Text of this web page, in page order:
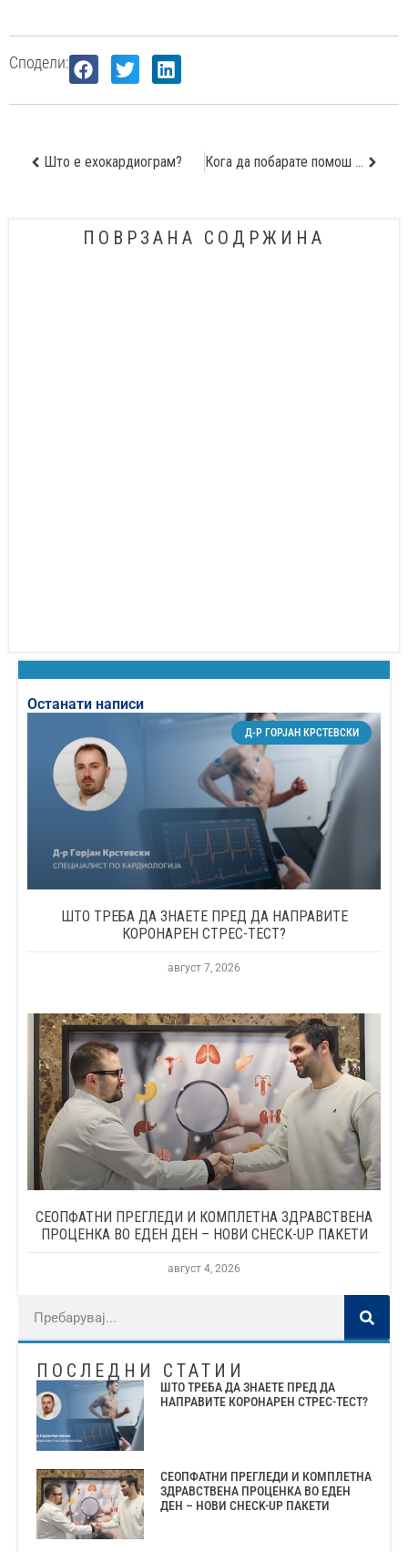
Сподели:
Што е ехокардиограм? Кога да побарате помош од нефролог?
ПОВРЗАНА СОДРЖИНА
Останати написи
Д-Р ГОРЈАН КРСТЕВСКИ
ШТО ТРЕБА ДА ЗНАЕТЕ ПРЕД ДА НАПРАВИТЕ
КОРОНАРЕН СТРЕС-ТЕСТ?
август 7, 2026
СЕОПФАТНИ ПРЕГЛЕДИ И КОМПЛЕТНА ЗДРАВСТВЕНА
ПРОЦЕНКА ВО ЕДЕН ДЕН – НОВИ CHECK-UP ПАКЕТИ
август 4, 2026
ПОСЛЕДНИ СТАТИИ
ШТО ТРЕБА ДА ЗНАЕТЕ ПРЕД ДА
НАПРАВИТЕ КОРОНАРЕН СТРЕС-ТЕСТ?
СЕОПФАТНИ ПРЕГЛЕДИ И КОМПЛЕТНА
ЗДРАВСТВЕНА ПРОЦЕНКА ВО ЕДЕН
ДЕН – НОВИ CHECK-UP ПАКЕТИ